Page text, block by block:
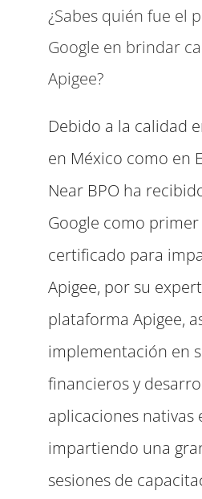
¿Sabes quién fue el
Google en brindar
Apigee?
Debido a la calidad
en México como en
Near BPO ha
Google como
certificado para
Apigee, por su
plataforma Apigee,
implementación en
financieros y
aplicaciones nativas
impartiendo una
sesiones de